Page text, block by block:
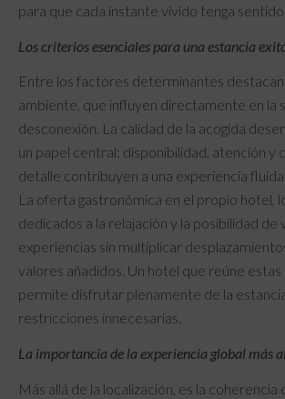
para que cada instante vivido tenga sentido.
Los criterios esenciales para una estancia
Entre los factores determinantes
ambiente, que influyen directamente en la
desconexión. La calidad de la acogida
un papel central: disponibilidad, atención y
detalle contribuyen a una experiencia
La oferta gastronómica en el propio hotel,
dedicados a la relajación y la posibilidad de
experiencias sin multiplicar
valores añadidos. Un hotel que reúne
permite disfrutar plenamente de la
restricciones innecesarias.
La importancia de la experiencia global más
Más allá de la localización, es la coherencia